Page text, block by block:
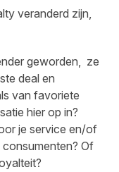
veranderd zijn,
geworden, ze
deal en
van favoriete
hier op in?
je service en/of
Of